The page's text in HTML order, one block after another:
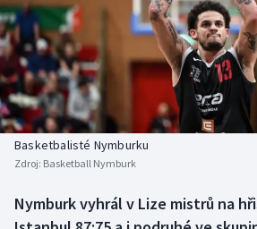
Americký fotbal
Baseball a softbal
Basketbal
Biatlon
NEPŘEHLÉDNĚTE
Soutěže
Historické návraty
Aplikace ČT sport
Basketbalisté Nymburku
Zdroj: Basketball Nymburk
Nymburk vyhrál v Lize mistrů na